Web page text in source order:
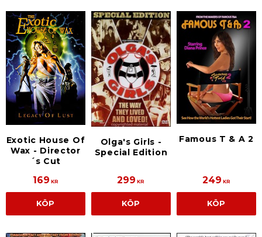
Exotic House Of
Wax - Director
´s Cut
169 KR
KÖP
Olga's Girls -
Special Edition
299 KR
KÖP
Famous T & A 2
249 KR
KÖP